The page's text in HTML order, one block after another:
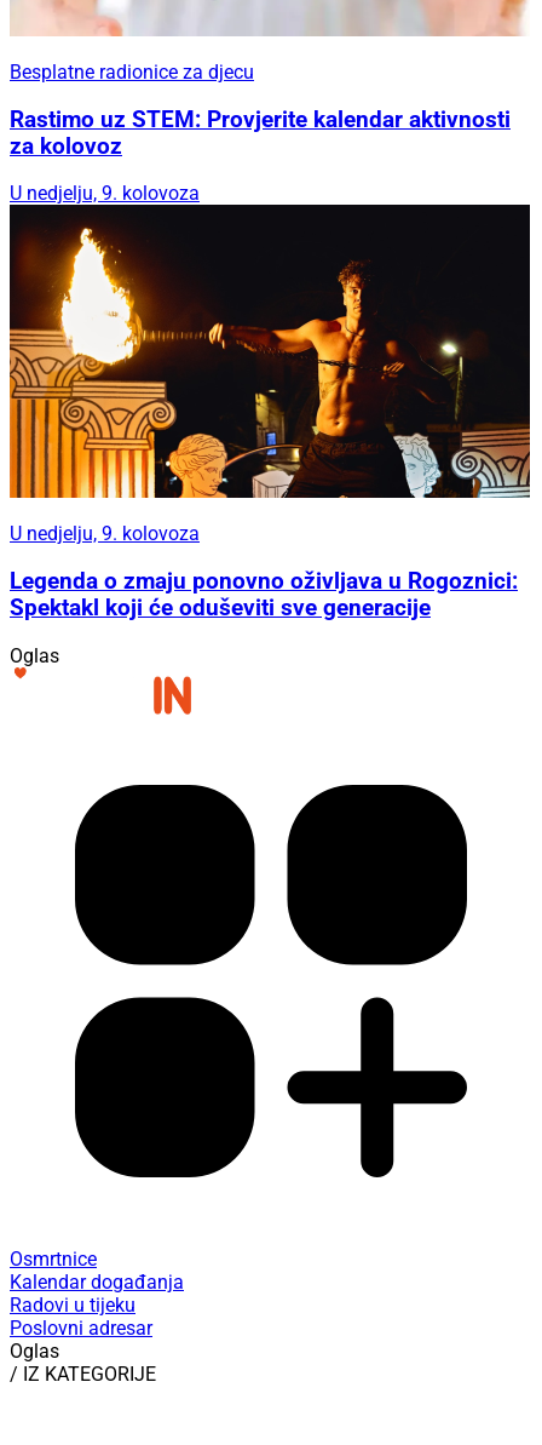
Besplatne radionice za djecu
Rastimo uz STEM: Provjerite kalendar aktivnosti
za kolovoz
U nedjelju, 9. kolovoza
U nedjelju, 9. kolovoza
Legenda o zmaju ponovno oživljava u Rogoznici:
Spektakl koji će oduševiti sve generacije
Oglas
Osmrtnice
Kalendar događanja
Radovi u tijeku
Poslovni adresar
Oglas
/ IZ KATEGORIJE